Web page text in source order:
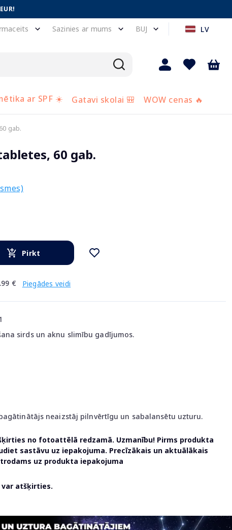
Sazinies ar mums BUJ LV
ar SPF ☀️ Gatavi skolai 🎒 WOW cenas 🔥
gab.
60 gab.
Pirkt
€ Piegādes veidi
sirds un aknu slimību gadījumos.
neaizstāj pilnvērtīgu un sabalansētu uzturu.
no fotoattēlā redzamā. Uzmanību! Pirms produkta
sastāvu uz iepakojuma. Precīzākais un aktuālākais
uz produkta iepakojuma
atšķirties.